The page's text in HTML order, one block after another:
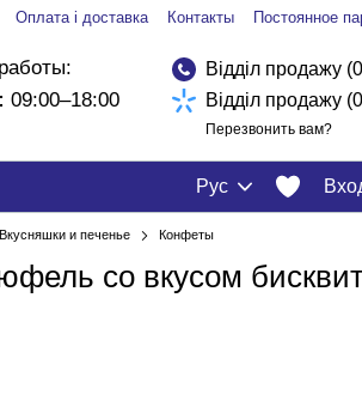
Оплата і доставка Контакты
Постоянное
09:00–18:00
Відділ продажу
Відділ продажу
Перезвонить вам?
Рус
Вкусняшки и печенье Конфеты
со вкусом